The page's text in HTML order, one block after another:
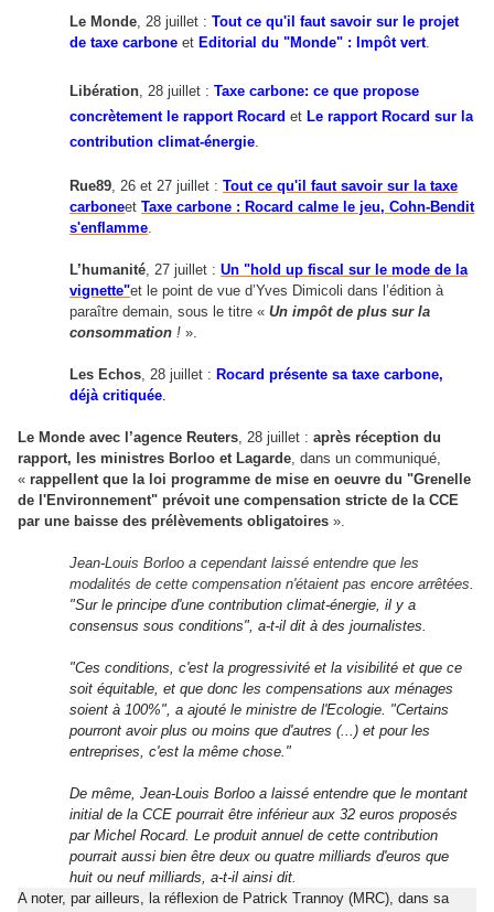
Le Monde, 28 juillet :Tout ce qu'il faut savoir sur le projet
de taxe carbone et Editorial du "Monde" : Impôt vert.
Libération, 28 juillet :Taxe carbone: ce que propose
concrètement le rapport Rocard et Le rapport Rocard sur la
contribution climat-énergie.
Rue89, 26 et 27 juillet :Tout ce qu'il faut savoir sur la taxe
carboneetTaxe carbone : Rocard calme le jeu, Cohn-Bendit
s'enflamme.
L’humanité, 27 juillet :Un "hold up fiscal sur le mode de la
vignette"et le point de vue d’Yves Dimicoli dans l’édition à
paraître demain, sous le titre «Un impôt de plus sur la
consommation ! ».
Les Echos, 28 juillet : Rocard présente sa taxe carbone,
déjà critiquée.
Le Monde avec l’agence Reuters, 28 juillet : après réception du
rapport, les ministres Borloo et Lagarde, dans un communiqué,
« rappellent que la loi programme de mise en oeuvre du "Grenelle
de l'Environnement" prévoit une compensation stricte de la CCE
par une baisse des prélèvements obligatoires ».
Jean-Louis Borloo a cependant laissé entendre que les
modalités de cette compensation n'étaient pas encore arrêtées.
"Sur le principe d'une contribution climat-énergie, il y a
consensus sous conditions", a-t-il dit à des journalistes.
"Ces conditions, c'est la progressivité et la visibilité et que ce
soit équitable, et que donc les compensations aux ménages
soient à 100%", a ajouté le ministre de l'Ecologie. "Certains
pourront avoir plus ou moins que d'autres (...) et pour les
entreprises, c'est la même chose."
De même, Jean-Louis Borloo a laissé entendre que le montant
initial de la CCE pourrait être inférieur aux 32 euros proposés
par Michel Rocard. Le produit annuel de cette contribution
pourrait aussi bien être deux ou quatre milliards d'euros que
huit ou neuf milliards, a-t-il ainsi dit.
A noter, par ailleurs, la réflexion de Patrick Trannoy (MRC), dans sa